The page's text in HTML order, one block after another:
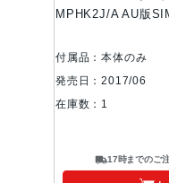
MPHK2J/A AU版
付属品：本体のみ
発売日：2017/06
在庫数：1
17時までのご